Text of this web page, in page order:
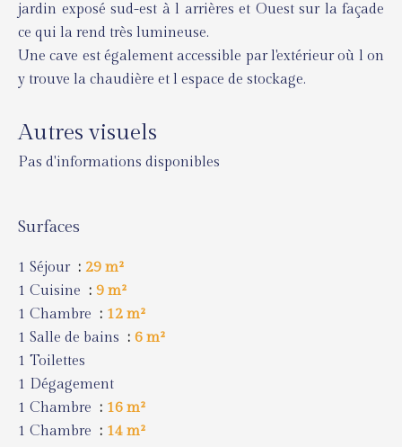
jardin exposé sud-est à l arrières et Ouest sur la façade
ce qui la rend très lumineuse.
Une cave est également accessible par l'extérieur où l on
y trouve la chaudière et l espace de stockage.
Autres visuels
Pas d'informations disponibles
Surfaces
1 Séjour
29 m²
1 Cuisine
9 m²
1 Chambre
12 m²
1 Salle de bains
6 m²
1 Toilettes
1 Dégagement
1 Chambre
16 m²
1 Chambre
14 m²